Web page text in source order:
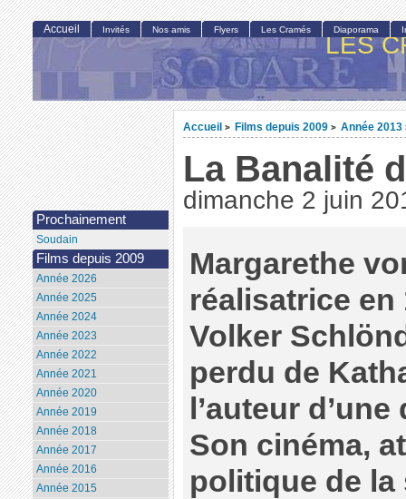
LES
Accueil > Films depuis 2009 > Année 2013
La Banalité
dimanche 2 juin
Margarethe
réalisatrice en
Volker
perdu de
l’auteur
Son cinéma,
politique de la
Accueil Invités Nos amis Flyers Les Cramés Diaporama
Prochainement
Soudain
Films depuis 2009
Année 2026
Année 2025
Année 2024
Année 2023
Année 2022
Année 2021
Année 2020
Année 2019
Année 2018
Année 2017
Année 2016
Année 2015